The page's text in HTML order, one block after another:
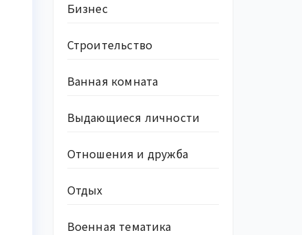
Бизнес
Строительство
Ванная комната
Выдающиеся личности
Отношения и дружба
Отдых
Военная тематика